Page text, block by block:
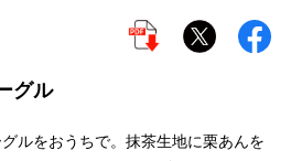
グル
ルをおうちで。抹茶生地に栗あんを